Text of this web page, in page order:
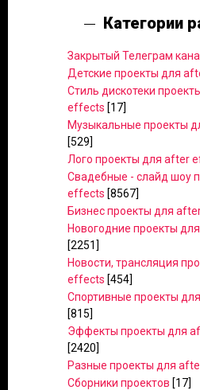
Категории
Закрытый Телеграм
Детские проекты для
Стиль дискотеки
effects [17]
Музыкальные проекты
[529]
Лого проекты для after
Свадебные - слайд шоу
effects [8567]
Бизнес проекты для
Новогодние проекты
[2251]
Новости, трансляция
effects [454]
Спортивные проекты
[815]
Эффекты проекты для
[2420]
Разные проекты для
Сборники проектов [17]